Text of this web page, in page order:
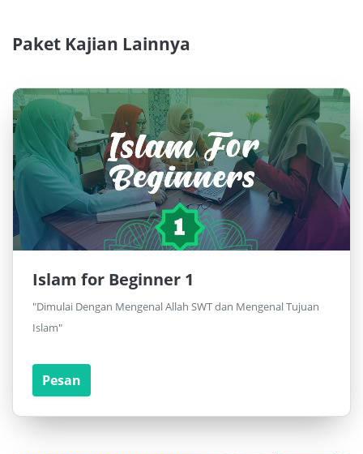
Paket Kajian Lainnya
Islam for Beginner 1
"Dimulai Dengan Mengenal Allah SWT dan Mengenal Tujuan
Islam"
Pesan